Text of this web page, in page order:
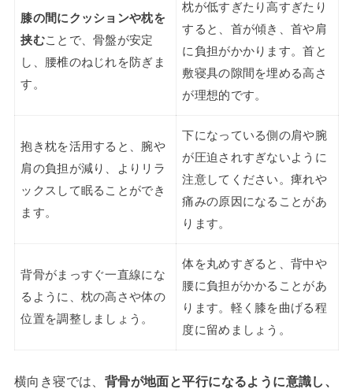
膝の間にクッションや枕を
挟むことで、骨盤が安定
し、腰椎のねじれを防ぎま
す。
枕が低すぎたり高すぎたり
すると、首が傾き、首や肩
に負担がかかります。首と
敷寝具の隙間を埋める高さ
が理想的です。
抱き枕を活用すると、腕や
肩の負担が減り、よりリラ
ックスして眠ることができ
ます。
下になっている側の肩や腕
が圧迫されすぎないように
注意してください。痺れや
痛みの原因になることがあ
ります。
背骨がまっすぐ一直線にな
るように、枕の高さや体の
位置を調整しましょう。
体を丸めすぎると、背中や
腰に負担がかかることがあ
ります。軽く膝を曲げる程
度に留めましょう。
横向き寝では、 背骨が地面と平行になるように意識し、